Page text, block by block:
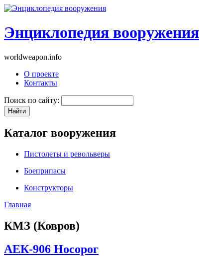
Энциклопедия вооружения
worldweapon.info
О проекте
Контакты
Поиск по сайту:
Каталог вооружения
Пистолеты и револьверы
Боеприпасы
Конструкторы
Главная
КМЗ (Ковров)
АЕК-906 Носорог